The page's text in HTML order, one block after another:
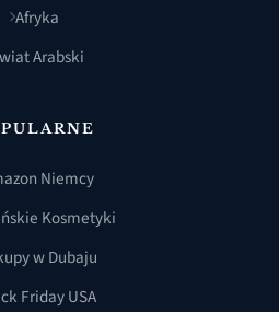
Afryka
Arabski
Niemcy
Kosmetyki
w Dubaju
Friday USA